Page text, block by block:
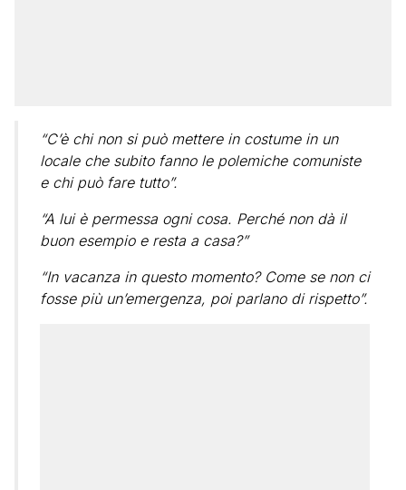
“C’è chi non si può mettere in costume in un
locale che subito fanno le polemiche comuniste
e chi può fare tutto”.
“A lui è permessa ogni cosa. Perché non dà il
buon esempio e resta a casa?”
“In vacanza in questo momento? Come se non ci
fosse più un’emergenza, poi parlano di rispetto”.